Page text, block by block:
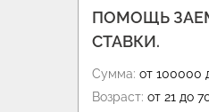
ПОМОЩЬ
СТАВКИ.
Сумма: от 100000
Возраст: от 21 до